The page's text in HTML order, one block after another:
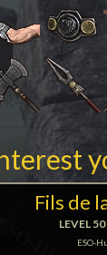
Fils de
LEVEL
ESO-